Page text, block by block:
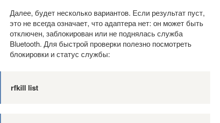
Далее, будет несколько вариантов. Если результат пуст,
это не всегда означает, что адаптера нет: он может быть
отключен, заблокирован или не поднялась служба
Bluetooth. Для быстрой проверки полезно посмотреть
блокировки и статус службы:
rfkill list